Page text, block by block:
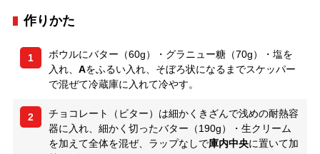
作りかた
1
ボウルにバター（60g）・グラニュー糖（70g）・塩を
入れ、 Aをふるい入れ、そぼろ状になるまでスケッパー
で混ぜて冷蔵庫に入れて冷やす。
2
チョコレート（ビター）は細かくきざんで浅めの耐熱容
器に入れ、細かく切ったバター（190g）・生クリーム
を加えて全体を混ぜ、ラップなしで庫内中央に置いて加